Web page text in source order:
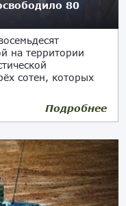
80
на территории
сотен, которых
Подробнее